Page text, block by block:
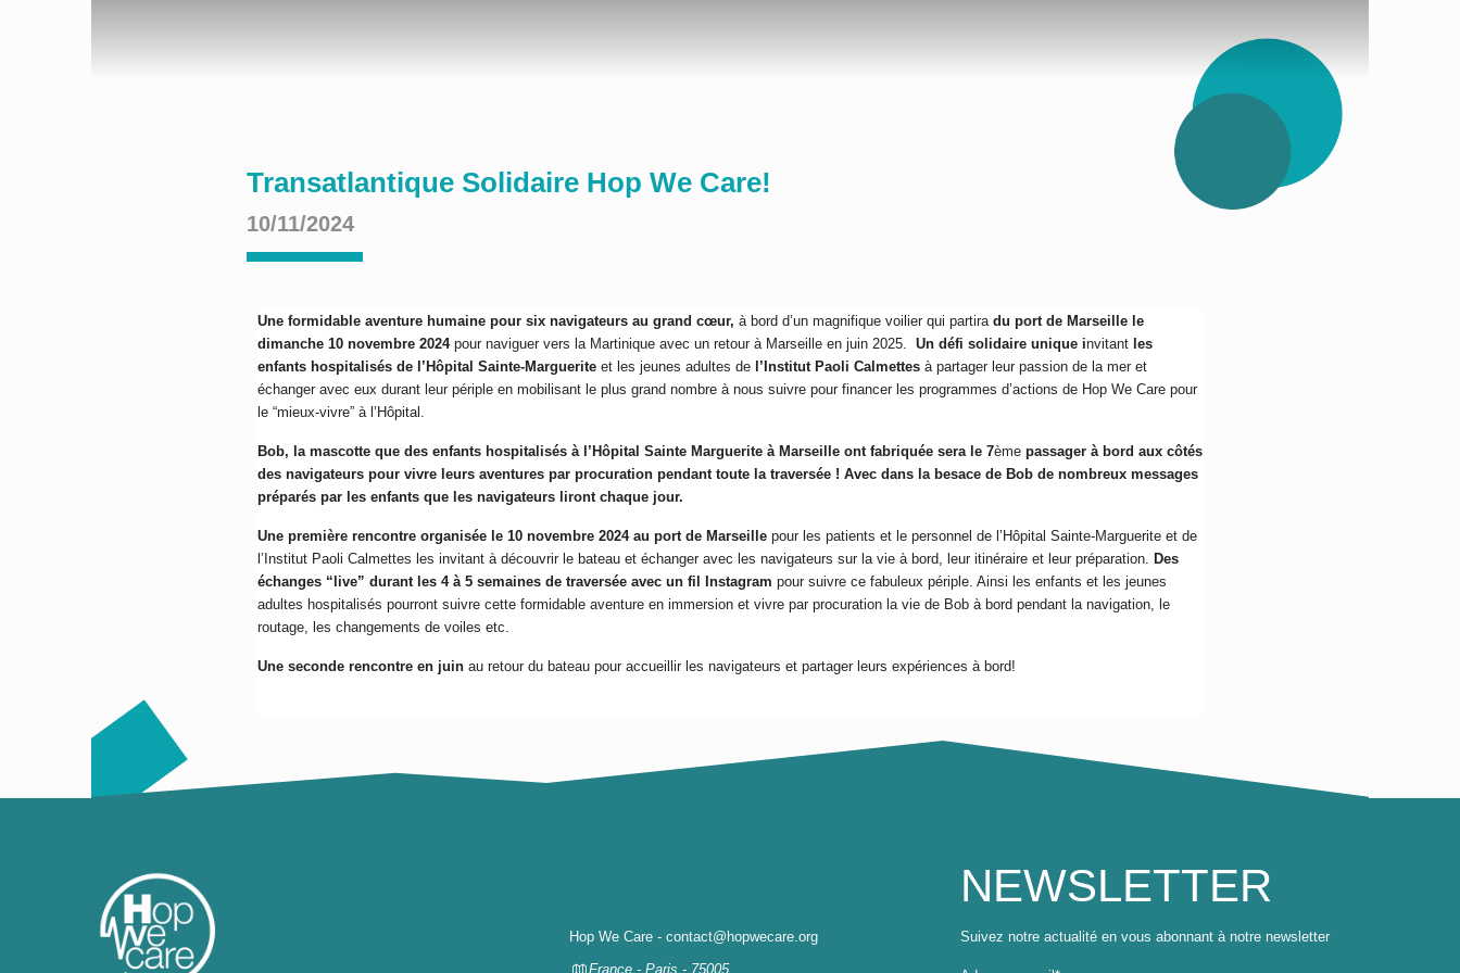
Transatlantique Solidaire Hop We Care!
10/11/2024
Une formidable aventure humaine pour six navigateurs au grand cœur, à bord d’un magnifique voilier qui partiradu port de Marseille le
dimanche 10 novembre 2024 pour naviguer vers la Martinique avec un retour à Marseille en juin 2025. Un défi solidaire unique invitant les
enfants hospitalisés de l’Hôpital Sainte-Marguerite et les jeunes adultes de l’Institut Paoli Calmettes à partager leur passion de la mer et
échanger avec eux durant leur périple en mobilisant le plus grand nombre à nous suivre pour financer les programmes d’actions de Hop We Care pour
le “mieux-vivre” à l’Hôpital.
Bob, la mascotte que des enfants hospitalisés à l’Hôpital Sainte Marguerite à Marseille ont fabriquée sera le 7ème passager à bord aux côtés
des navigateurs pour vivre leurs aventures par procuration pendant toute la traversée ! Avec dans la besace de Bob de nombreux messages
préparés par les enfants que les navigateurs liront chaque jour.
Une première rencontre organisée le 10 novembre 2024 au port de Marseille pour les patients et le personnel de l’Hôpital Sainte-Marguerite et de
l’Institut Paoli Calmettes les invitant à découvrir le bateau et échanger avec les navigateurs sur la vie à bord, leur itinéraire et leur préparation. Des
échanges “live” durant les 4 à 5 semaines de traversée avec un fil Instagram pour suivre ce fabuleux périple. Ainsi les enfants et les jeunes
adultes hospitalisés pourront suivre cette formidable aventure en immersion et vivre par procuration la vie de Bob à bord pendant la navigation, le
routage, les changements de voiles etc.
Une seconde rencontre en juin au retour du bateau pour accueillir les navigateurs et partager leurs expériences à bord!
Hop We Care - contact@hopwecare.org
France - Paris - 75005
NEWSLETTER
Suivez notre actualité en vous abonnant à notre newsletter